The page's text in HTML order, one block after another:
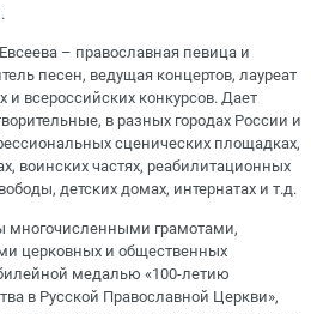
– православная певица и
песен, ведущая концертов, лауреат
всероссийских конкурсов. Дает
в разных городах России и
сценических площадках,
воинских частях, реабилитационных
детских домах, интернатах и т.д.
многочисленными грамотами,
церковных и общественных
медалью «100-летию
в Русской Православной Церкви»,